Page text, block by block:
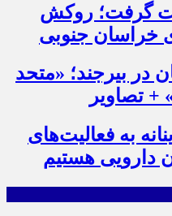
گرفت؛ روکش
باشکوه ۱۳ آبان در بیرجند؛ «متحد
+ تصاویر
به فعالیت‌های
دارویی هستیم